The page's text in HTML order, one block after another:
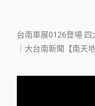
台南車展0126登場
｜大台南新聞【南天